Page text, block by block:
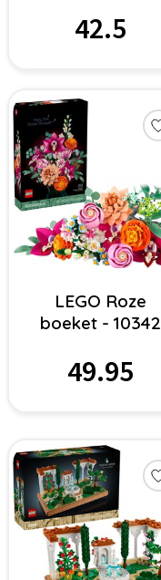
42.5
LEGO Roze
boeket - 10342
49.95